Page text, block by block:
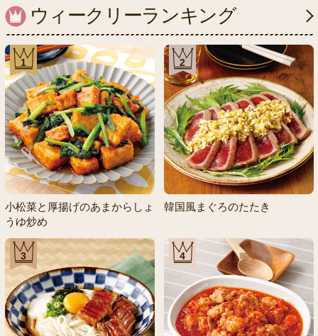
ウィークリーランキング
1
小松菜と厚揚げのあまからしょ
うゆ炒め
2
韓国風まぐろのたたき
3 4